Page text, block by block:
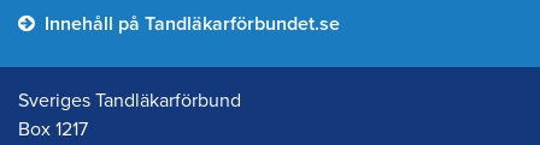
Innehåll på Tandläkarförbundet.se
Sveriges Tandläkarförbund
Box 1217